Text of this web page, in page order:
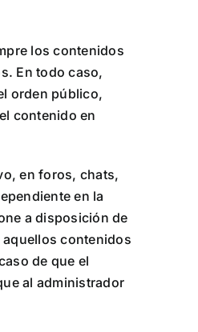
los contenidos
En todo caso,
orden público,
contenido en
en foros, chats,
en la
a disposición de
contenidos
de que el
al administrador